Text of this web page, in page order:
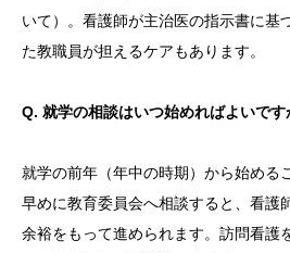
いて）。看護師が主治医の指示書に基
た教職員が担えるケアもあります。
Q. 就学の相談はいつ始めればよいです
就学の前年（年中の時期）から始める
早めに教育委員会へ相談すると、看護
余裕をもって進められます。訪問看護